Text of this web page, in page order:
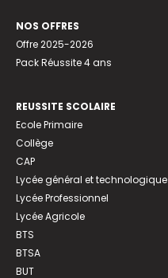
NOS OFFRES
Offre 2025-2026
Pack Réussite 4 ans
REUSSITE SCOLAIRE
Ecole Primaire
Collège
CAP
Lycée général et technologique
Lycée Professionnel
Lycée Agricole
BTS
BTSA
BUT